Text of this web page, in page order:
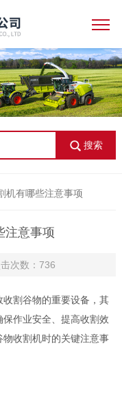
搜索
机有哪些注意事项
注意事项
次数：736
割谷物的重要设备，其
作业安全、提高收割效
收割机时的关键注意事